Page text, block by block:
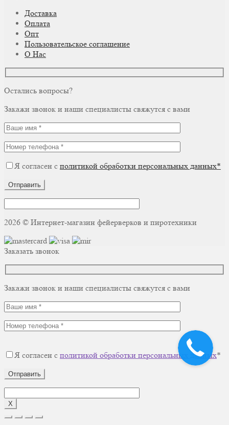
Доставка
Оплата
Опт
Пользовательское соглашение
О Нас
Остались вопросы?
Закажи звонок и наши специалисты свяжутся с вами
Я согласен с политикой обработки персональных данных*
Отправить
2026 © Интернет-магазин фейерверков и пиротехники
Заказать звонок
Закажи звонок и наши специалисты свяжутся с вами
Я согласен с политикой обработки персональных данных*
Отправить
X